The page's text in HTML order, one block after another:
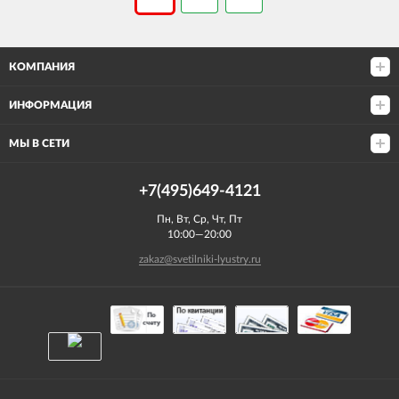
КОМПАНИЯ
ИНФОРМАЦИЯ
МЫ В СЕТИ
+7(495)649-4121
Пн, Вт, Ср, Чт, Пт
10:00—20:00
zakaz@svetilniki-lyustry.ru